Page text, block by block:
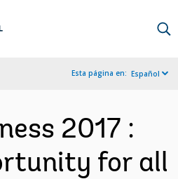
Esta página en: Español
2017 :
for all